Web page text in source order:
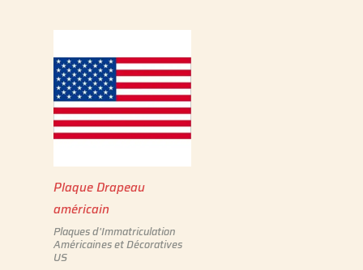
Plaque Drapeau
américain
Plaques d'Immatriculation
Américaines et Décoratives
US